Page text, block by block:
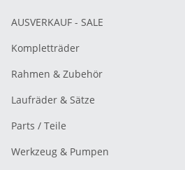
AUSVERKAUF - SALE
Kompletträder
Rahmen & Zubehör
Laufräder & Sätze
Parts / Teile
Werkzeug & Pumpen